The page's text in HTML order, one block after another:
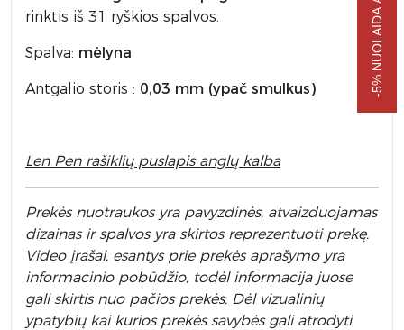
rinktis iš 31 ryškios spalvos.
Spalva: mėlyna
Antgalio storis : 0,03 mm (ypač smulkus)
Len Pen rašiklių puslapis anglų kalba
Prekės nuotraukos yra pavyzdinės, atvaizduojamas
dizainas ir spalvos yra skirtos reprezentuoti prekę.
Video įrašai, esantys prie prekės aprašymo yra
informacinio pobūdžio, todėl informacija juose
gali skirtis nuo pačios prekės. Dėl vizualinių
ypatybių kai kurios prekės savybės gali atrodyti